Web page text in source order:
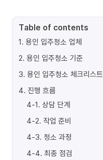
Table of contents
1. 용인 입주청소 업체
2. 용인 입주청소 기준
3. 용인 입주청소 체크리스트
4. 진행 흐름
4-1. 상담 단계
4-2. 작업 준비
4-3. 청소 과정
4-4. 최종 점검